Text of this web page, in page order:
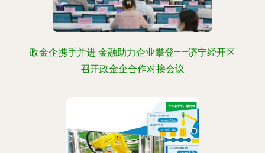
政金企携手并进 金融助力企业攀登——济宁经开区
召开政金企合作对接会议